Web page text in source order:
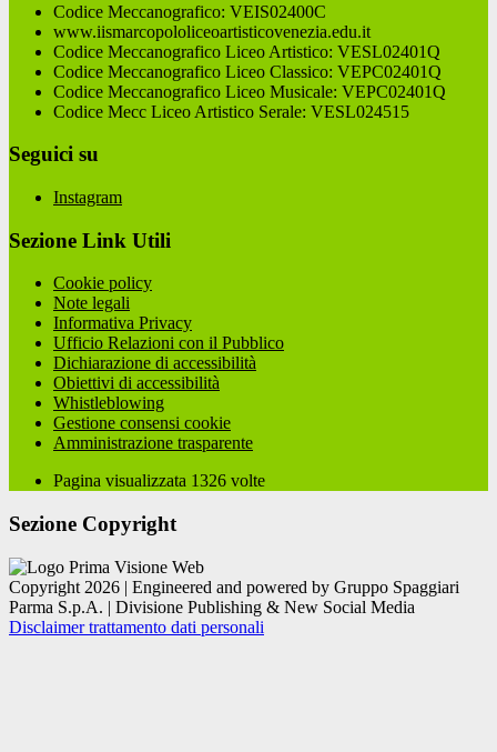
Codice Meccanografico: VEIS02400C
www.iismarcopololiceoartisticovenezia.edu.it
Codice Meccanografico Liceo Artistico: VESL02401Q
Codice Meccanografico Liceo Classico: VEPC02401Q
Codice Meccanografico Liceo Musicale: VEPC02401Q
Codice Mecc Liceo Artistico Serale: VESL024515
Seguici su
Instagram
Sezione Link Utili
Cookie policy
Note legali
Informativa Privacy
Ufficio Relazioni con il Pubblico
Dichiarazione di accessibilità
Obiettivi di accessibilità
Whistleblowing
Gestione consensi cookie
Amministrazione trasparente
Pagina visualizzata 1326 volte
Sezione Copyright
Copyright 2026 | Engineered and powered by Gruppo Spaggiari
Parma S.p.A. | Divisione Publishing & New Social Media
Disclaimer trattamento dati personali